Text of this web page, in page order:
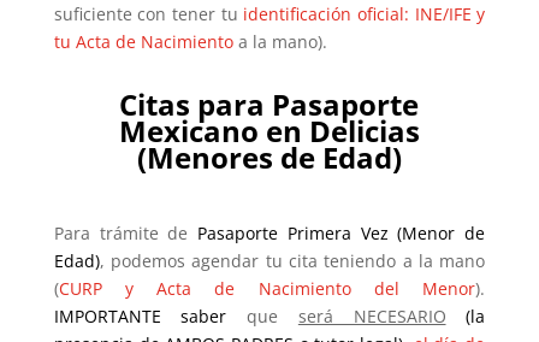
suficiente con tener tu identificación oficial: INE/IFE y
tu Acta de Nacimientoa la mano).
Citas para Pasaporte
Mexicano en Delicias
(Menores de Edad)
Para trámite de Pasaporte Primera Vez (Menor de
Edad), podemos agendar tu cita teniendo a la mano
(CURP y Acta de Nacimiento del Menor).
IMPORTANTE saber que será NECESARIO
(la